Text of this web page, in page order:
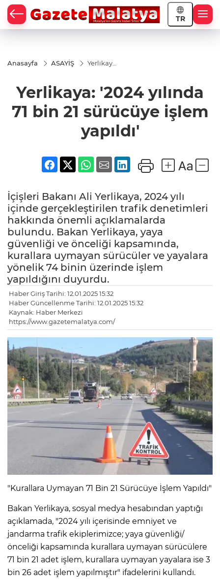
TR
Anasayfa ASAYİŞ
Yerlikaya:
bin 21
sürücüye
yapıldı'
Yerlikaya: '2024 yılında
71 bin 21 sürücüye işlem
yapıldı'
İçişleri Bakanı Ali Yerlikaya, 2024 yılı
içinde gerçekleştirilen trafik denetimleri
hakkında önemli açıklamalarda
bulundu. Bakan Yerlikaya, yaya
güvenliği ve önceliği kapsamında,
kurallara uymayan sürücüler ve yayalara
yönelik 74 binin üzerinde işlem
yapıldığını duyurdu.
Haber Giriş Tarihi: 12.01.2025 15:32
Haber Güncellenme Tarihi: 12.01.2025 15:32
Kaynak: Haber Merkezi
https://www.gazetemalatya.com/
"Kurallara Uymayan 71 Bin 21 Sürücüye İşlem Yapıldı"
Bakan Yerlikaya, sosyal medya hesabından yaptığı
açıklamada, "2024 yılı içerisinde emniyet ve
jandarma trafik ekiplerimizce; yaya güvenliği/
önceliği kapsamında kurallara uymayan sürücülere
71 bin 21 adet işlem, kurallara uymayan yayalara ise 3
bin 26 adet işlem yapılmıştır" ifadelerini kullandı.